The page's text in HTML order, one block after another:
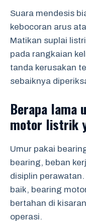
Suara mendesis
kebocoran arus
Matikan suplai
pada rangkaian
tanda kerusakan
sebaiknya
Berapa lama
motor listrik
Umur pakai
bearing, beban
disiplin
baik, bearing
bertahan di
operasi.